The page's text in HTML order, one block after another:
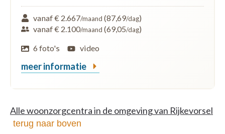
vanaf € 2.667/maand (87,69/dag)
vanaf € 2.100/maand (69,05/dag)
6 foto's
video
meer informatie
Alle woonzorgcentra in de omgeving van Rijkevorsel
terug naar boven